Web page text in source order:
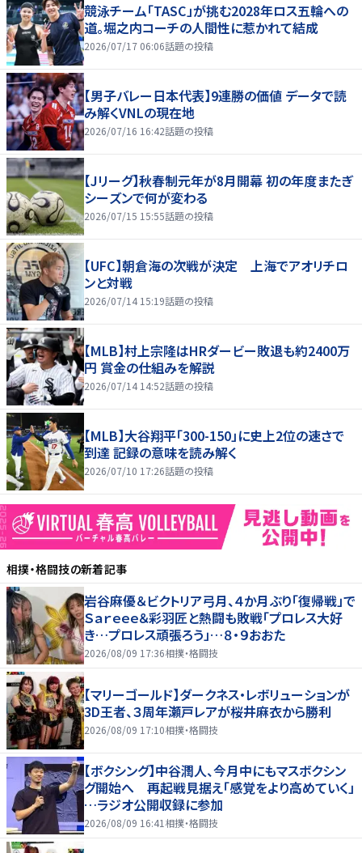
競泳チーム「TASC」が挑む2028年ロス五輪への
道。堀之内コーチの人間性に惹かれて結成
2026/07/17 06:06話題の投稿
【男子バレー日本代表】9連勝の価値 データで読
み解くVNLの現在地
2026/07/16 16:42話題の投稿
【Jリーグ】秋春制元年が8月開幕 初の年度またぎ
シーズンで何が変わる
2026/07/15 15:55話題の投稿
【UFC】朝倉海の次戦が決定 上海でアオリチロ
ンと対戦
2026/07/14 15:19話題の投稿
【MLB】村上宗隆はHRダービー敗退も約2400万
円 賞金の仕組みを解説
2026/07/14 14:52話題の投稿
【MLB】大谷翔平「300-150」に史上2位の速さで
到達 記録の意味を読み解く
2026/07/10 17:26話題の投稿
相撲・格闘技の新着記事
岩谷麻優＆ビクトリア弓月、４か月ぶり「復帰戦」で
Ｓａｒｅｅｅ＆彩羽匠と熱闘も敗戦「プロレス大好
き…プロレス頑張ろう」…８・９おおた
2026/08/09 17:36相撲・格闘技
【マリーゴールド】ダークネス・レボリューションが
3D王者、３周年瀬戸レアが桜井麻衣から勝利
2026/08/09 17:10相撲・格闘技
【ボクシング】中谷潤人、今月中にもマスボクシン
グ開始へ 再起戦見据え「感覚をより高めていく」
…ラジオ公開収録に参加
2026/08/09 16:41 相撲・格闘技